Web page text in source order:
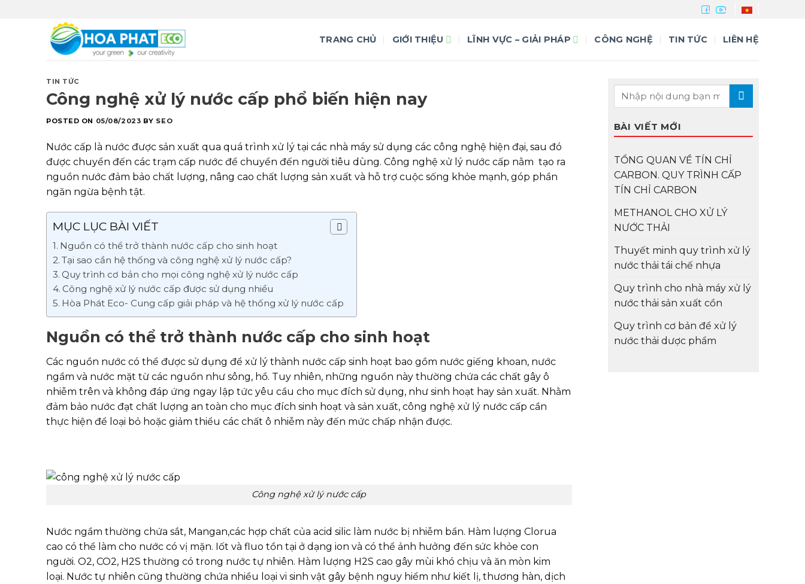
TRANG CHỦ GIỚI THIỆU LĨNH VỰC – GIẢI PHÁP CÔNG NGHỆ TIN TỨC LIÊN HỆ
TIN TỨC
Công nghệ xử lý nước cấp phổ biến hiện nay
POSTED ON 05/08/2023 BY SEO
Nước cấp là nước được sản xuất qua quá trình xử lý tại các nhà máy sử dụng các công nghệ hiện đại, sau đó
được chuyển đến các trạm cấp nước để chuyển đến người tiêu dùng. Công nghệ xử lý nước cấp nằm tạo ra
nguồn nước đảm bảo chất lượng, nâng cao chất lượng sản xuất và hỗ trợ cuộc sống khỏe mạnh, góp phần
ngăn ngừa bệnh tật.
MỤC LỤC BÀI VIẾT
Nguồn có thể trở thành nước cấp cho sinh hoạt
Tại sao cần hệ thống và công nghệ xử lý nước cấp?
Quy trình cơ bản cho mọi công nghệ xử lý nước cấp
Công nghệ xử lý nước cấp được sử dụng nhiều
Hòa Phát Eco- Cung cấp giải pháp và hệ thống xử lý nước cấp
Nguồn có thể trở thành nước cấp cho sinh hoạt
Các nguồn nước có thể được sử dụng để xử lý thành nước cấp sinh hoạt bao gồm nước giếng khoan, nước
ngầm và nước mặt từ các nguồn như sông, hồ. Tuy nhiên, những nguồn này thường chứa các chất gây ô
nhiễm trên và không đáp ứng ngay lập tức yêu cầu cho mục đích sử dụng, như sinh hoạt hay sản xuất. Nhằm
đảm bảo nước đạt chất lượng an toàn cho mục đích sinh hoạt và sản xuất, công nghệ xử lý nước cấp cần
thực hiện để loại bỏ hoặc giảm thiểu các chất ô nhiễm này đến mức chấp nhận được.
Công nghệ xử lý nước cấp
Nước ngầm thường chứa sắt, Mangan,các hợp chất của acid silic làm nước bị nhiễm bẩn. Hàm lượng Clorua
cao có thể làm cho nước có vị mặn. Iốt và fluo tồn tại ở dạng ion và có thể ảnh hưởng đến sức khỏe con
người. O2, CO2, H2S thường có trong nước tự nhiên. Hàm lượng H2S cao gây mùi khó chịu và ăn mòn kim
loại. Nước tự nhiên cũng thường chứa nhiều loại vi sinh vật gây bệnh nguy hiểm như kiết lị, thương hàn, dịch
BÀI VIẾT MỚI
TỔNG QUAN VỀ TÍN CHỈ
CARBON. QUY TRÌNH CẤP
TÍN CHỈ CARBON
METHANOL CHO XỬ LÝ
NƯỚC THẢI
Thuyết minh quy trình xử lý
nước thải tái chế nhựa
Quy trình cho nhà máy xử lý
nước thải sản xuất cồn
Quy trình cơ bản để xử lý
nước thải dược phẩm